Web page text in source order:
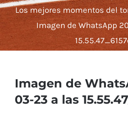
Los mejores momentos del
Imagen de WhatsApp
Imagen de
03-23 a las